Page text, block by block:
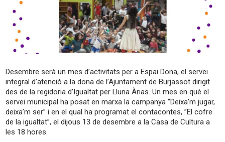
Desembre serà un mes d’activitats per a Espai Dona, el servei
integral d’atenció a la dona de l’Ajuntament de Burjassot dirigit
des de la regidoria d’Igualtat per Lluna Àrias. Un mes en què el
servei municipal ha posat en marxa la campanya “Deixa’m jugar,
deixa’m ser” i en el qual ha programat el contacontes, ”El cofre
de la igualtat”, el dijous 13 de desembre a la Casa de Cultura a
les 18 hores.